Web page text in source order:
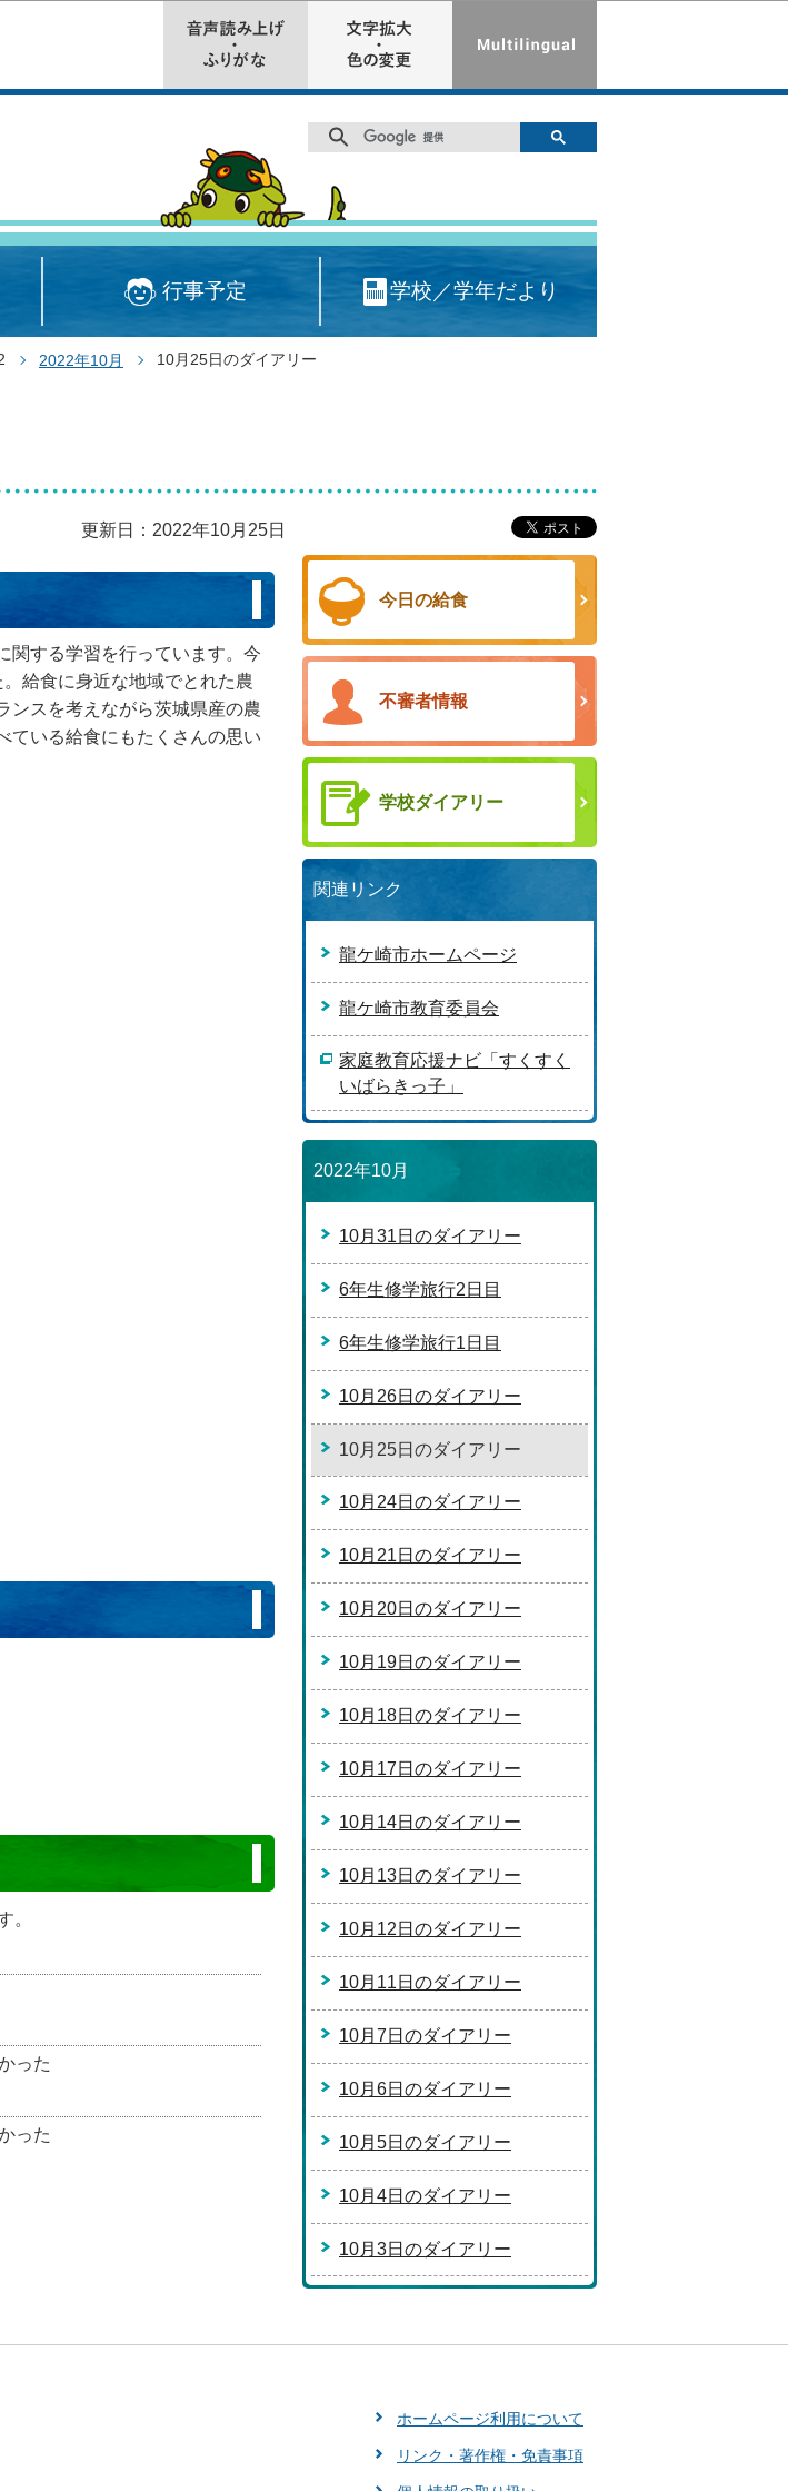
行事予定 学校／学年だより
2022年10月 10月25日のダイアリー
更新日：2022年10月25日
関する学習を行っています。今
給食に身近な地域でとれた農
ンスを考えながら茨城県産の農
ている給食にもたくさんの思い
。
った
った
今日の給食
不審者情報
学校ダイアリー
関連リンク
龍ケ崎市ホームページ
龍ケ崎市教育委員会
家庭教育応援ナビ「すくすく
いばらきっ子」
2022年10月
10月31日のダイアリー
6年生修学旅行2日目
6年生修学旅行1日目
10月26日のダイアリー
10月25日のダイアリー
10月24日のダイアリー
10月21日のダイアリー
10月20日のダイアリー
10月19日のダイアリー
10月18日のダイアリー
10月17日のダイアリー
10月14日のダイアリー
10月13日のダイアリー
10月12日のダイアリー
10月11日のダイアリー
10月7日のダイアリー
10月6日のダイアリー
10月5日のダイアリー
10月4日のダイアリー
10月3日のダイアリー
ホームページ利用について
リンク・著作権・免責事項